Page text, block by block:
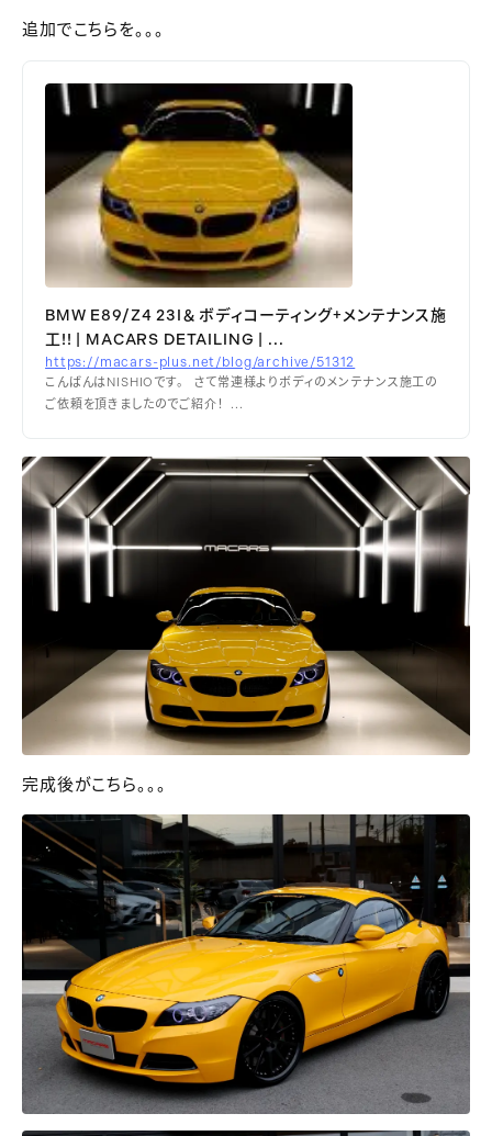
追加でこちらを。。。
BMW E89/Z4 23I＆ ボディコーティング+メンテナンス施
工!! | MACARS DETAILING | ...
https://macars-plus.net/blog/archive/51312
こんばんはNISHIOです。 さて常連様よりボディのメンテナンス施工の
ご依頼を頂きましたのでご紹介！ ...
完成後がこちら。。。